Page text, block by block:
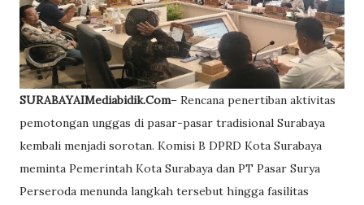
SURABAYAIMediabidik.Com– Rencana penertiban aktivitas
pemotongan unggas di pasar-pasar tradisional Surabaya
kembali menjadi sorotan. Komisi B DPRD Kota Surabaya
meminta Pemerintah Kota Surabaya dan PT Pasar Surya
Perseroda menunda langkah tersebut hingga fasilitas